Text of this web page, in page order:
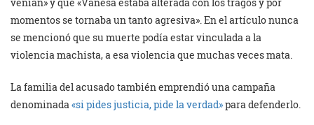
momentos se tornaba un tanto agresiva». En el artículo nunca
se mencionó que su muerte podía estar vinculada a la
violencia machista, a esa violencia que muchas veces mata.
La familia del acusado también emprendió una campaña
denominada«si pides justicia, pide la verdad»para defenderlo.